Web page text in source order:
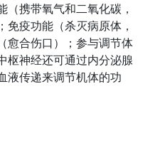
（携带氧气和二氧化碳，
疫功能（杀灭病原体，
愈合伤口）；参与调节体
枢神经还可通过内分泌腺
液传递来调节机体的功